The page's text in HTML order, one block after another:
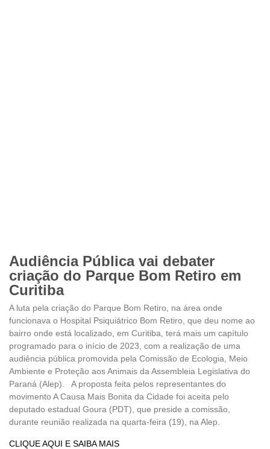
Audiência Pública vai debater
criação do Parque Bom Retiro em
Curitiba
A luta pela criação do Parque Bom Retiro, na área onde
funcionava o Hospital Psiquiátrico Bom Retiro, que deu nome ao
bairro onde está localizado, em Curitiba, terá mais um capítulo
programado para o início de 2023, com a realização de uma
audiência pública promovida pela Comissão de Ecologia, Meio
Ambiente e Proteção aos Animais da Assembleia Legislativa do
Paraná (Alep). A proposta feita pelos representantes do
movimento A Causa Mais Bonita da Cidade foi aceita pelo
deputado estadual Goura (PDT), que preside a comissão,
durante reunião realizada na quarta-feira (19), na Alep.
CLIQUE AQUI E SAIBA MAIS